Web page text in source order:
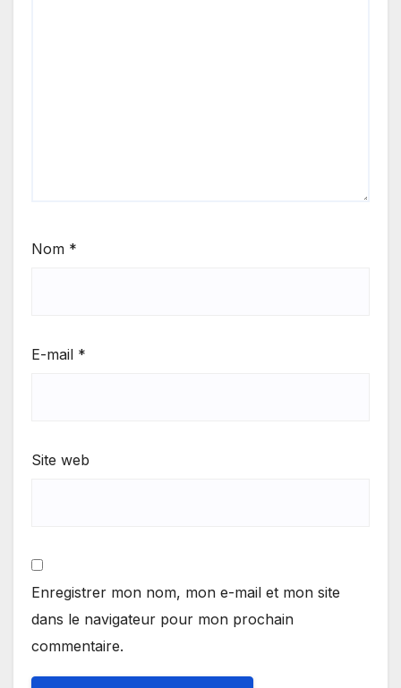
Nom *
E-mail *
Site web
Enregistrer mon nom, mon e-mail et mon site
dans le navigateur pour mon prochain
commentaire.